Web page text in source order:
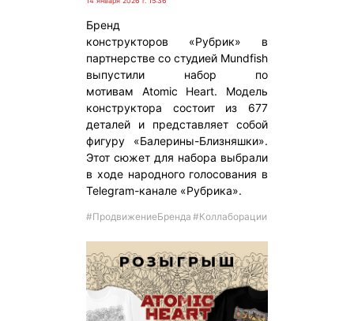
Бренд
конструкторов «Рубрик» в
партнерстве со студией Mundfish
выпустили набор по
мотивам Atomic Heart. Модель
конструктора состоит из 677
деталей и представляет собой
фигуру «Балерины-Близняшки».
Этот сюжет для набора выбрали
в ходе народного голосования в
Telegram-канале «Рубрика».
#ПродвижениеБренда #Коллаборации